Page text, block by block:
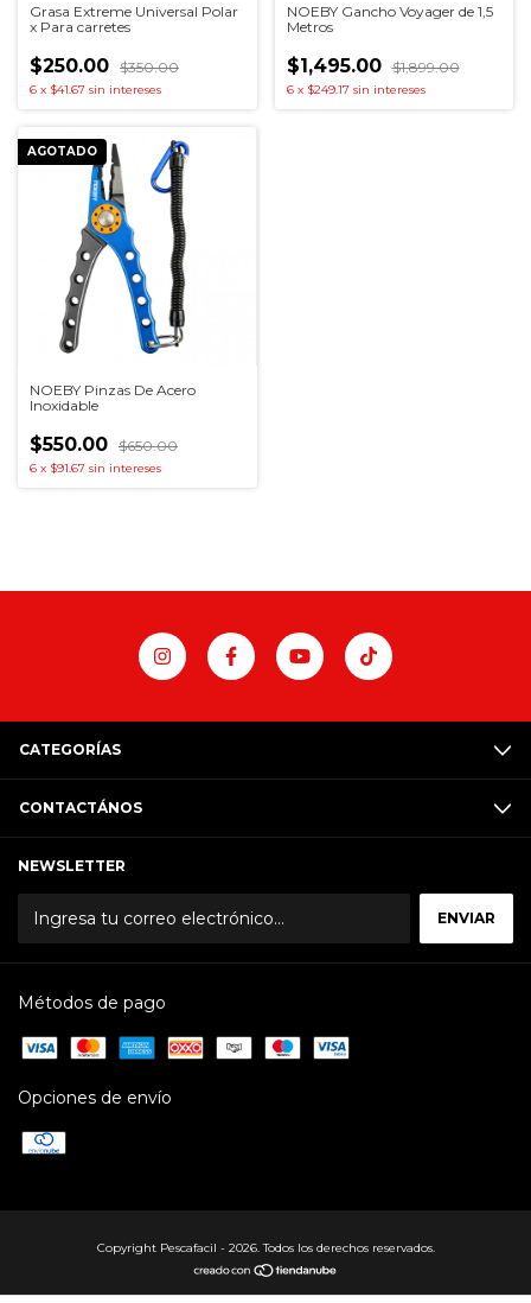
Grasa Extreme Universal Polar
x Para carretes
$250.00 $350.00
6 x $41.67 sin intereses
NOEBY Gancho Voyager de 1,5
Metros
$1,495.00 $1,899.00
6 x $249.17 sin intereses
AGOTADO
NOEBY Pinzas De Acero
Inoxidable
$550.00 $650.00
6 x $91.67 sin intereses
CATEGORÍAS
CONTACTÁNOS
NEWSLETTER
Métodos de pago
Opciones de envío
Copyright Pescafacil - 2026. Todos los derechos reservados.